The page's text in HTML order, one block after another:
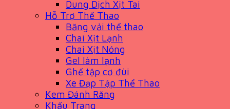
Dung Dịch Xịt Tai
Hỗ Trợ Thể Thao
Băng vải thể thao
Chai Xịt Lạnh
Chai Xịt Nóng
Gel làm lạnh
Ghế tập cơ đùi
Xe Đạp Tập Thể Thao
Kem Đánh Răng
Khẩu Trang